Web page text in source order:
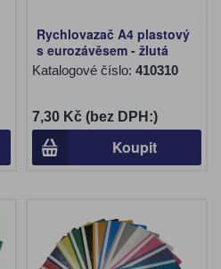
Rychlovazač A4 plastový
s eurozávěsem - žlutá
Katalogové číslo: 410310
7,30 Kč (bez DPH:)
Koupit